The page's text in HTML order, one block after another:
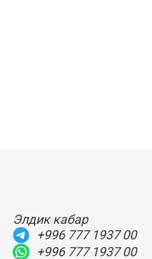
Элдик кабар
+996 777 1937 00
+996 777 1937 00